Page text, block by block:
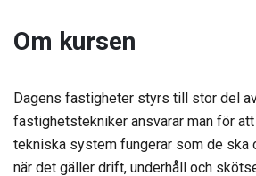
Om kursen
Dagens fastigheter styrs till stor del
fastighetstekniker ansvarar man för
tekniska system fungerar som de ska
när det gäller drift, underhåll och